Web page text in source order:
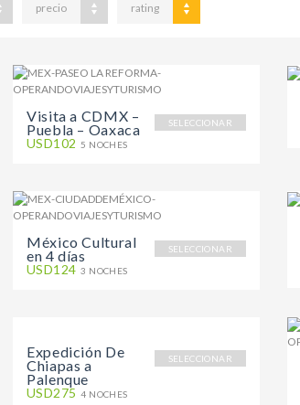
precio rating
SELECCIONAR
Visita a CDMX –
Puebla – Oaxaca
USD102 5 NOCHES
SELECCIONAR
México Cultural
en 4 días
USD124 3 NOCHES
SELECCIONAR
Expedición De
Chiapas a
Palenque
USD275 4 NOCHES